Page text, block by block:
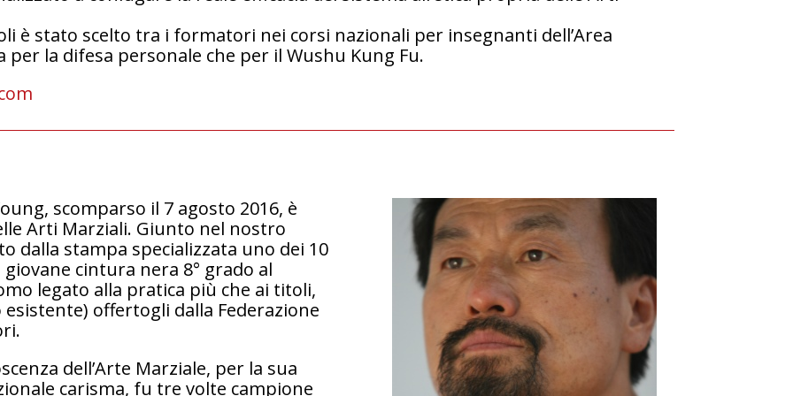
è stato scelto tra i formatori nei corsi nazionali per insegnanti dell’Area
per la difesa personale che per il Wushu Kung Fu.
scomparso il 7 agosto 2016, è
Arti Marziali. Giunto nel nostro
dalla stampa specializzata uno dei 10
cintura nera 8° grado al
legato alla pratica più che ai titoli,
offertogli dalla Federazione
dell’Arte Marziale, per la sua
carisma, fu tre volte campione